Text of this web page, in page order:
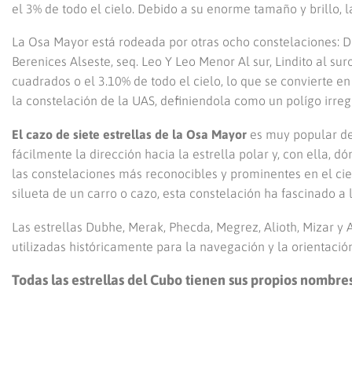
el 3% de todo el cielo. Debido a su enorme tamaño y
La Osa Mayor está rodeada por otras ocho constelaciones:
Berenices Alseste, seq. Leo Y Leo Menor Al sur, Lindito al
cuadrados o el 3.10% de todo el cielo, lo que se convierte
la constelación de la UAS, definiendola como un polígo
El cazo de siete estrellas de la Osa Mayor es muy popular
fácilmente la dirección hacia la estrella polar y, con ella,
las constelaciones más reconocibles y prominentes en el
silueta de un carro o cazo, esta constelación ha fascinado
Las estrellas Dubhe, Merak, Phecda, Megrez, Alioth, Mizar
utilizadas históricamente para la navegación y la
Todas las estrellas del Cubo tienen sus propios